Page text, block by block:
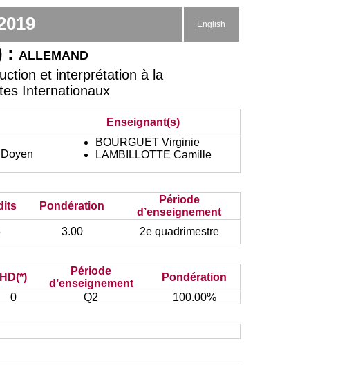
English
allemand
et interprétation à la
Internationaux
Enseignant(s)
BOURGUET Virginie
LAMBILLOTTE Camille
Pondération
Période
d’enseignement
3.00 2e quadrimestre
HD(*)
Période
d’enseignement
Pondération
0 Q2 100.00%